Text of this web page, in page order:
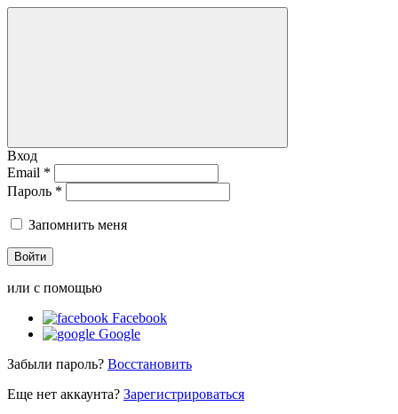
Вход
Email *
Пароль *
Запомнить меня
Войти
или с помощью
Facebook
Google
Забыли пароль? Восстановить
Еще нет аккаунта? Зарегистрироваться